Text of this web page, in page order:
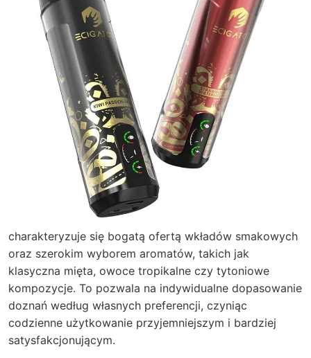
charakteryzuje się bogatą ofertą wkładów smakowych
oraz szerokim wyborem aromatów, takich jak
klasyczna mięta, owoce tropikalne czy tytoniowe
kompozycje. To pozwala na indywidualne dopasowanie
doznań według własnych preferencji, czyniąc
codzienne użytkowanie przyjemniejszym i bardziej
satysfakcjonującym.